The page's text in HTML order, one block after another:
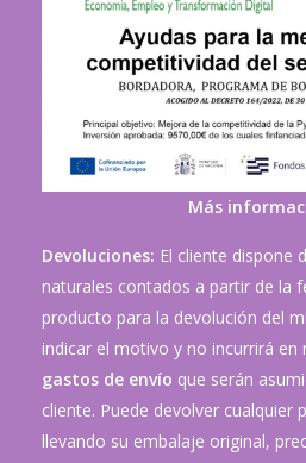
Más
Devoluciones: El cliente dispone
naturales contados a partir de la
producto para la devolución del
indicar el motivo y no incurrirá en
gastos de envío que serán
cliente. Puede devolver cualquier
llevando su embalaje original,